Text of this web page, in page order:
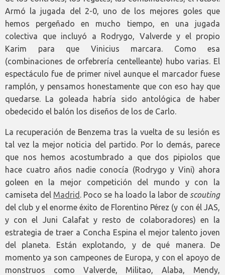
Armó la jugada del 2-0, uno de los mejores goles que
hemos pergeñado en mucho tiempo, en una jugada
colectiva que incluyó a Rodrygo, Valverde y el propio
Karim para que Vinicius marcara. Como esa
(combinaciones de orfebrería centelleante) hubo varias. El
espectáculo fue de primer nivel aunque el marcador fuese
ramplón, y pensamos honestamente que con eso hay que
quedarse. La goleada habría sido antológica de haber
obedecido el balón los diseños de los de Carlo.
La recuperación de Benzema tras la vuelta de su lesión es
tal vez la mejor noticia del partido. Por lo demás, parece
que nos hemos acostumbrado a que dos pipiolos que
hace cuatro años nadie conocía (Rodrygo y Vini) ahora
goleen en la mejor competición del mundo y con la
camiseta del Madrid . Poco se ha loado la labor de scouting
del club y el enorme éxito de Florentino Pérez (y con él JAS,
y con el Juni Calafat y resto de colaboradores) en la
estrategia de traer a Concha Espina el mejor talento joven
del planeta. Están explotando, y de qué manera. De
momento ya son campeones de Europa, y con el apoyo de
monstruos como Valverde, Militao, Alaba, Mendy,